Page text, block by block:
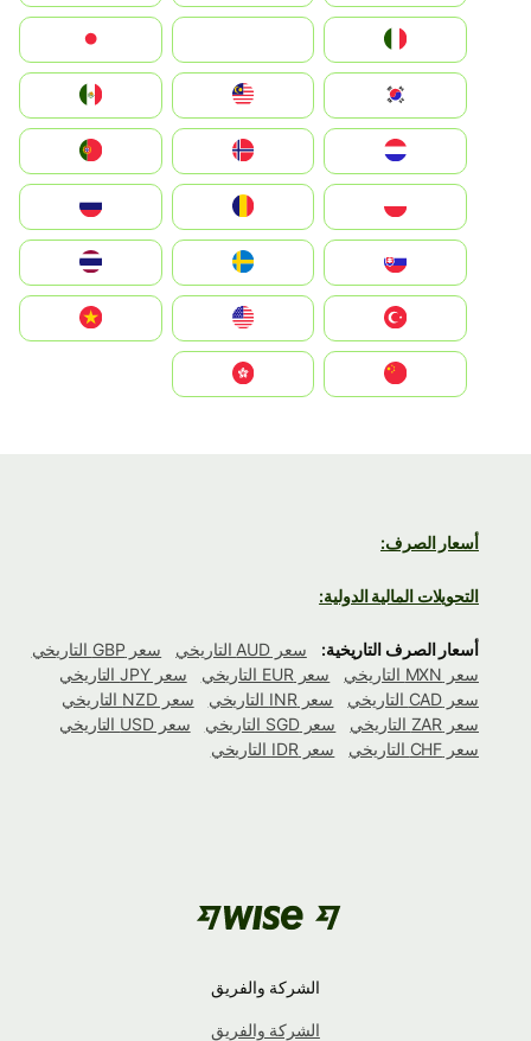
South Korea
Nederland
Portugal
România
Slovensko
United States
Vietnam
أسعار الصرف:
التحويلات المالية الدولية:
أسعار الصرف التاريخية: سعر AUD التاريخي
سعر GBP التاريخي
سعر MXN التاريخي
سعر EUR التاريخي
سعر JPY التاريخي
سعر CAD التاريخي
سعر INR التاريخي
سعر NZD التاريخي
سعر ZAR التاريخي
سعر SGD التاريخي
سعر USD التاريخي
سعر CHF التاريخي
سعر IDR التاريخي
الشركة والفريق
الشركة والفريق